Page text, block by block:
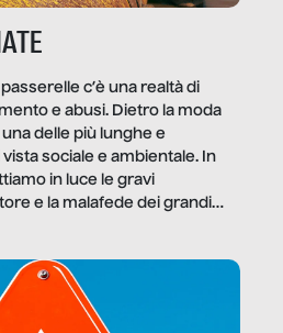
c’è una realtà di
e abusi. Dietro la moda
una delle più lunghe e
sociale e ambientale. In
in luce le gravi
e la malafede dei grandi